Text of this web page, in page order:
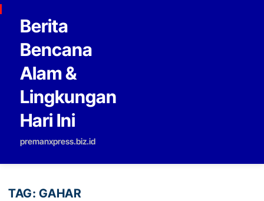
Skip to content
Berita
Bencana
Alam &
Lingkungan
Hari Ini
premanxpress.biz.id
TAG: GAHAR